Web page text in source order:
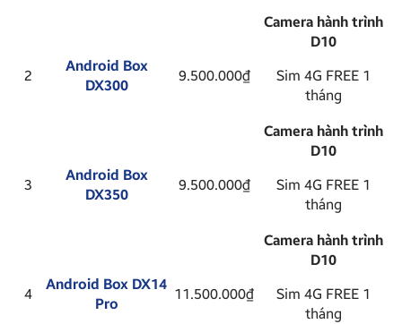
2
Android Box
DX300
9.500.000₫
Camera hành trình
D10
Sim 4G FREE 1
tháng
3
Android Box
DX350
9.500.000₫
Camera hành trình
D10
Sim 4G FREE 1
tháng
4
Android Box DX14
Pro
11.500.000₫
Camera hành trình
D10
Sim 4G FREE 1
tháng